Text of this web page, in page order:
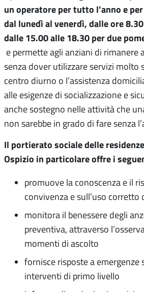
un operatore per tutto l’anno e
dal lunedì al venerdì, dalle ore
dalle 15.00 alle 18.30 per due
e permette agli anziani di rimanere
senza dover utilizzare servizi molto
centro diurno o l’assistenza
alle esigenze di socializzazione e
anche sostegno nelle attività che
non sarebbe in grado di fare senza
Il portierato sociale delle
Ospizio in particolare offre i
promuove la conoscenza e il
convivenza e sull’uso corretto
monitora il benessere degli
preventiva, attraverso
momenti di ascolto
fornisce risposte a emergenze
interventi di primo livello